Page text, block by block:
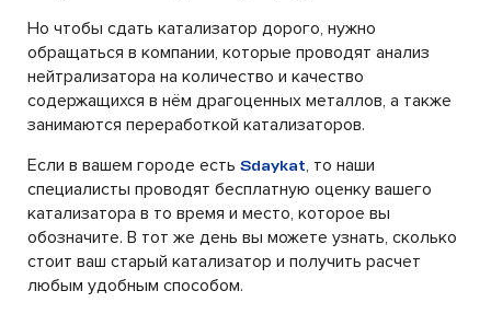
Но чтобы сдать катализатор дорого, нужно
обращаться в компании, которые проводят анализ
нейтрализатора на количество и качество
содержащихся в нём драгоценных металлов, а также
занимаются переработкой катализаторов.
Если в вашем городе есть Sdaykat, то наши
специалисты проводят бесплатную оценку вашего
катализатора в то время и место, которое вы
обозначите. В тот же день вы можете узнать, сколько
стоит ваш старый катализатор и получить расчет
любым удобным способом.